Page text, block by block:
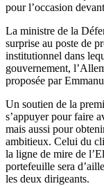
pour l’occasion
La ministre de la
surprise au poste de
institutionnel dans
gouvernement,
proposée par
Un soutien de la
s’appuyer pour faire
mais aussi pour
ambitieux. Celui du
la ligne de mire de
portefeuille sera
les deux dirigeants.